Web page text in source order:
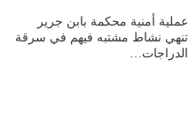
عملية أمنية محكمة بابن جرير
تنهي نشاط مشتبه فيهم في سرقة
الدراجات…